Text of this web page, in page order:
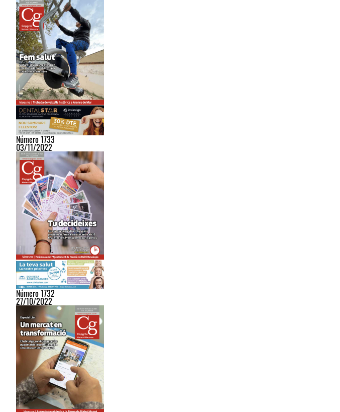
Número 1733
03/11/2022
Número 1732
27/10/2022